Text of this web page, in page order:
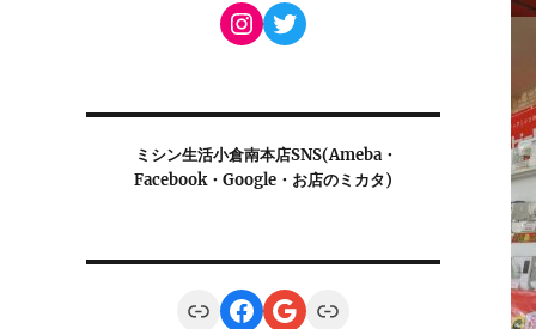
Instagram
Twitter
ミシン生活小倉南本店SNS(Ameba・
Facebook・Google・お店のミカタ)
LinkFacebook
Google
Link